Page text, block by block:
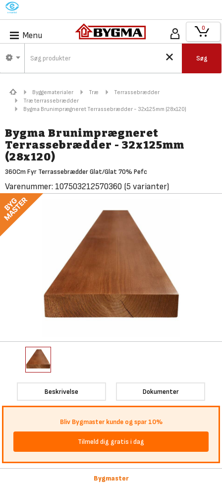
M
Menu
Søg
0
Byggematerialer Træ
Terrassebrædder
Træ terrassebrædder
Bygma Brunimprægneret Terrassebrædder - 32x125mm (28x120)
Bygma Brunimprægneret
Terrassebrædder - 32x125mm
(28x120)
360Cm Fyr Terrassebrædder Glat/Glat 70% Pefc
Varenummer: 107503212570360 (5 varianter)
Beskrivelse Dokumenter
Bliv Bygmaster kunde og spar 10%
Tilmeld dig gratis i dag
Bygmaster